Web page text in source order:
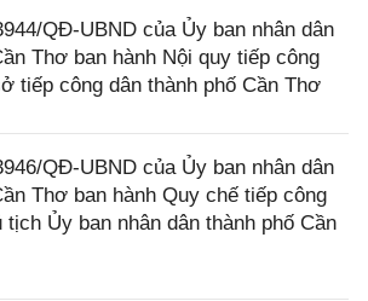
QĐ-UBND của Ủy ban nhân dân
Thơ ban hành Nội quy tiếp công
tiếp công dân thành phố Cần Thơ
QĐ-UBND của Ủy ban nhân dân
Thơ ban hành Quy chế tiếp công
tịch Ủy ban nhân dân thành phố Cần